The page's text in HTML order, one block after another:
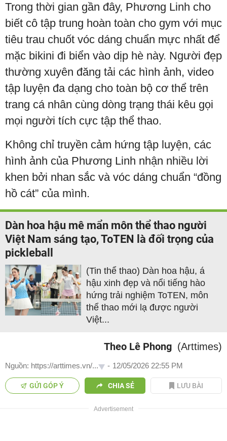
Trong thời gian gần đây, Phương Linh cho
biết cô tập trung hoàn toàn cho gym với mục
tiêu trau chuốt vóc dáng chuẩn mực nhất để
mặc bikini đi biển vào dịp hè này. Người đẹp
thường xuyên đăng tải các hình ảnh, video
tập luyện đa dạng cho toàn bộ cơ thể trên
trang cá nhân cùng dòng trạng thái kêu gọi
mọi người tích cực tập thể thao.
Không chỉ truyền cảm hứng tập luyện, các
hình ảnh của Phương Linh nhận nhiều lời
khen bởi nhan sắc và vóc dáng chuẩn “đồng
hồ cát” của mình.
Dàn hoa hậu mê mẩn môn thể thao người
Việt Nam sáng tạo, ToTEN là đối trọng của
pickleball
(Tin thể thao) Dàn hoa hậu, á
hậu xinh đẹp và nổi tiếng hào
hứng trải nghiệm ToTEN, môn
thể thao mới lạ được người
Việt...
Theo Lê Phong (Arttimes)
Nguồn: https://arttimes.vn/... - 12/05/2026 22:55 PM
GỬI GÓP Ý CHIA SẺ LƯU BÀI